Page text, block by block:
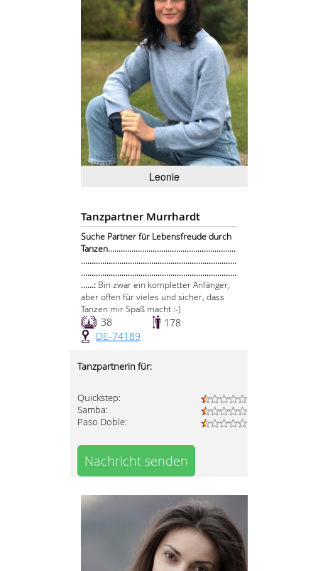
Leonie
Tanzpartner Murrhardt
Suche Partner für Lebensfreude durch
Tanzen............................................................
.........................................................................
.........................................................................
......: Bin zwar ein kompletter Anfänger,
aber offen für vieles und sicher, dass
Tanzen mir Spaß macht :-)
38
178
DE-74189
Tanzpartnerin für:
Quickstep:
Samba:
Paso Doble:
Nachricht senden